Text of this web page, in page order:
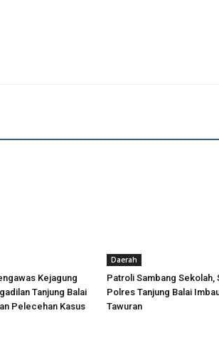
Kejagung
Tanjung Balai
Pelecehan Kasus
Daerah
Patroli Sambang Sekolah,
Polres Tanjung Balai
Tawuran